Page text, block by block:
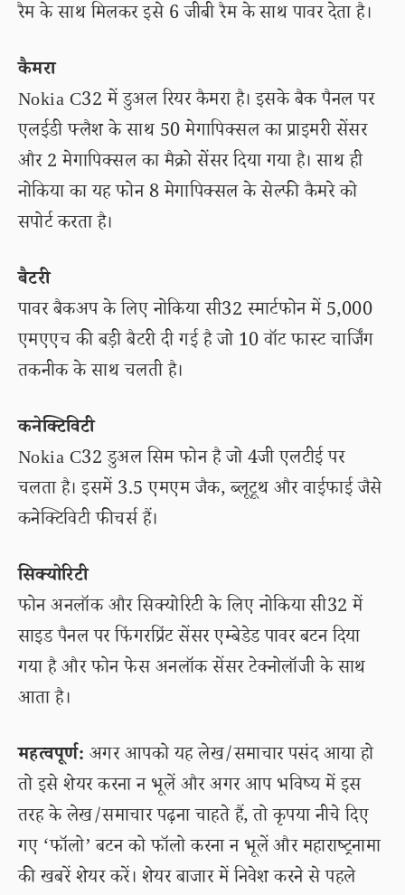
रैम के साथ मिलकर इसे 6 जीबी रैम के साथ पावर देता है।
कैमरा
Nokia C32 में डुअल रियर कैमरा है। इसके बैक पैनल पर
एलईडी फ्लैश के साथ 50 मेगापिक्सल का प्राइमरी सेंसर
और 2 मेगापिक्सल का मैक्रो सेंसर दिया गया है। साथ ही
नोकिया का यह फोन 8 मेगापिक्सल के सेल्फी कैमरे को
सपोर्ट करता है।
बैटरी
पावर बैकअप के लिए नोकिया सी32 स्मार्टफोन में 5,000
एमएएच की बड़ी बैटरी दी गई है जो 10 वॉट फास्ट चार्जिंग
तकनीक के साथ चलती है।
कनेक्टिविटी
Nokia C32 डुअल सिम फोन है जो 4जी एलटीई पर
चलता है। इसमें 3.5 एमएम जैक, ब्लूटूथ और वाईफाई जैसे
कनेक्टिविटी फीचर्स हैं।
सिक्योरिटी
फोन अनलॉक और सिक्योरिटी के लिए नोकिया सी32 में
साइड पैनल पर फिंगरप्रिंट सेंसर एम्बेडेड पावर बटन दिया
गया है और फोन फेस अनलॉक सेंसर टेक्नोलॉजी के साथ
आता है।
महत्वपूर्ण: अगर आपको यह लेख/समाचार पसंद आया हो
तो इसे शेयर करना न भूलें और अगर आप भविष्य में इस
तरह के लेख/समाचार पढ़ना चाहते हैं, तो कृपया नीचे दिए
गए ‘फॉलो’ बटन को फॉलो करना न भूलें और महाराष्ट्रनामा
की खबरें शेयर करें। शेयर बाजार में निवेश करने से पहले